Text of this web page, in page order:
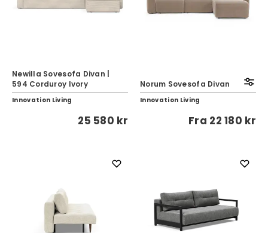
Newilla Sovesofa Divan |
594 Corduroy Ivory
Innovation Living
25 580 kr
Norum Sovesofa Divan
Innovation Living
Fra 22 180 kr